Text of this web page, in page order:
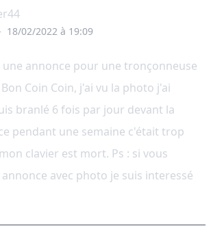
18/02/2022 à 19:09
une annonce pour une tronçonneuse
Coin Coin, j'ai vu la photo j'ai
branlé 6 fois par jour devant la
pendant une semaine c'était trop
clavier est mort. Ps : si vous
avec photo je suis interessé